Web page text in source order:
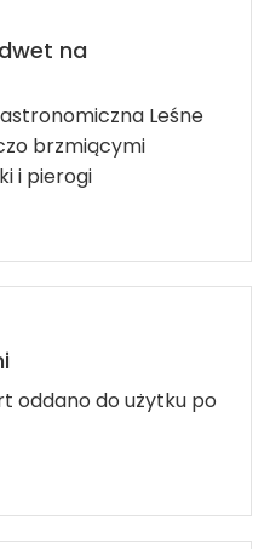
na
Leśne
brzmiącymi
i pierogi
oddano do użytku po